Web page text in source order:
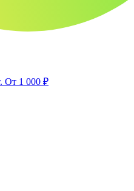
От 1 000 ₽